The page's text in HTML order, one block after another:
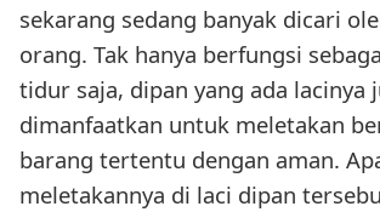
sekarang sedang banyak dicari
orang. Tak hanya berfungsi
tidur saja, dipan yang ada lacinya
dimanfaatkan untuk meletakan
barang tertentu dengan aman.
meletakannya di laci dipan